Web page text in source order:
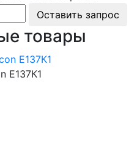
Оставить запрос
товары
Е137К1